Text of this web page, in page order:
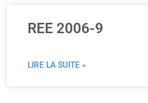
REE 2006-9
LIRE LA SUITE »